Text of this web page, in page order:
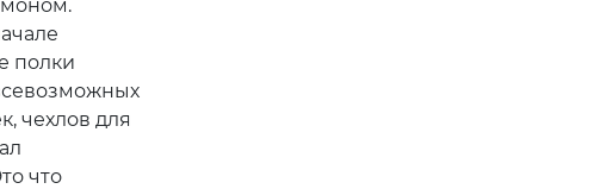
полки
чехлов для
что